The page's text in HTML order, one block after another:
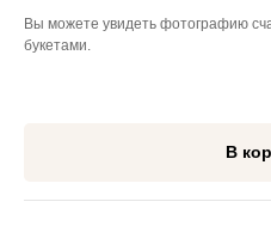
Вы можете увидеть фотографию
букетами.
В